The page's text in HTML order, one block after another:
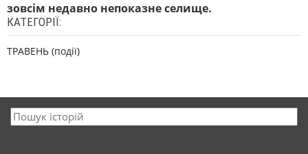
зовсім недавно непоказне селище.
КАТЕГОРІЇ:
ТРАВЕНЬ (події)